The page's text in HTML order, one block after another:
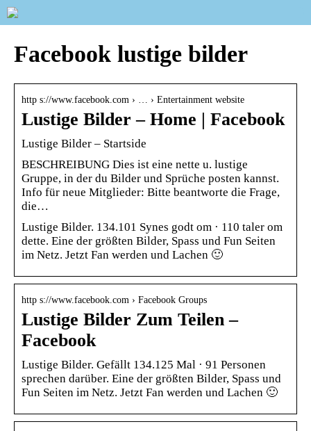
Facebook lustige bilder
http s://www.facebook.com › … › Entertainment website
Lustige Bilder – Home | Facebook
Lustige Bilder – Startside
BESCHREIBUNG Dies ist eine nette u. lustige
Gruppe, in der du Bilder und Sprüche posten kannst.
Info für neue Mitglieder: Bitte beantworte die Frage,
die…
Lustige Bilder. 134.101 Synes godt om · 110 taler om
dette. Eine der größten Bilder, Spass und Fun Seiten
im Netz. Jetzt Fan werden und Lachen 🙂
http s://www.facebook.com › Facebook Groups
Lustige Bilder Zum Teilen –
Facebook
Lustige Bilder. Gefällt 134.125 Mal · 91 Personen
sprechen darüber. Eine der größten Bilder, Spass und
Fun Seiten im Netz. Jetzt Fan werden und Lachen 🙂